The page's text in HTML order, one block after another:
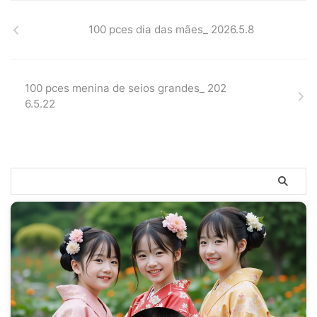
100 pces dia das mães_ 2026.5.8
100 pces menina de seios grandes_ 202
6.5.22